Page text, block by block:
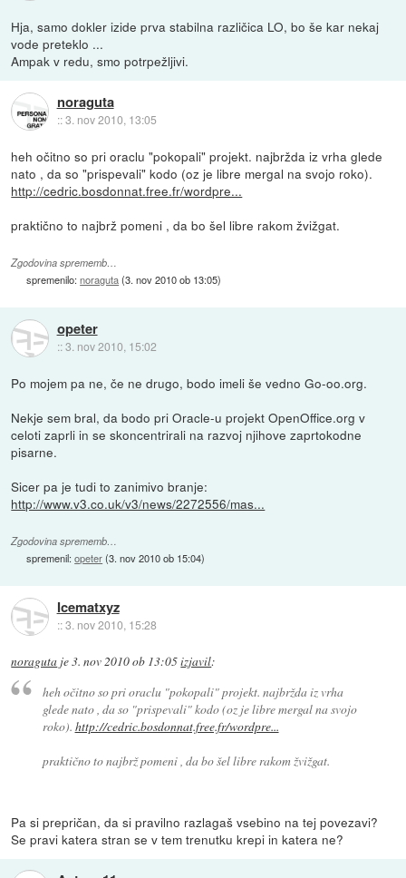
Hja, samo dokler izide prva stabilna različica LO, bo še kar nekaj
vode preteklo ...
Ampak v redu, smo potrpežljivi.
noraguta
::3. nov 2010, 13:05
heh očitno so pri oraclu "pokopali" projekt. najbržda iz vrha glede
nato , da so "prispevali" kodo (oz je libre mergal na svojo roko).
http://cedric.bosdonnat.free.fr/wordpre...
praktično to najbrž pomeni , da bo šel libre rakom žvižgat.
Zgodovina sprememb…
spremenilo:noraguta(3. nov 2010 ob 13:05)
opeter
::3. nov 2010, 15:02
Po mojem pa ne, če ne drugo, bodo imeli še vedno Go-oo.org.
Nekje sem bral, da bodo pri Oracle-u projekt OpenOffice.org v
celoti zaprli in se skoncentrirali na razvoj njihove zaprtokodne
pisarne.
Sicer pa je tudi to zanimivo branje:
http://www.v3.co.uk/v3/news/2272556/mas...
Zgodovina sprememb…
spremenil:opeter(3. nov 2010 ob 15:04)
Icematxyz
::3. nov 2010, 15:28
noraguta je3. nov 2010 ob 13:05izjavil:
heh očitno so pri oraclu "pokopali" projekt. najbržda iz vrha
glede nato , da so "prispevali" kodo (oz je libre mergal na svojo
roko). http://cedric.bosdonnat.free.fr/wordpre...
praktično to najbrž pomeni , da bo šel libre rakom žvižgat.
Pa si prepričan, da si pravilno razlagaš vsebino na tej povezavi?
Se pravi katera stran se v tem trenutku krepi in katera ne?